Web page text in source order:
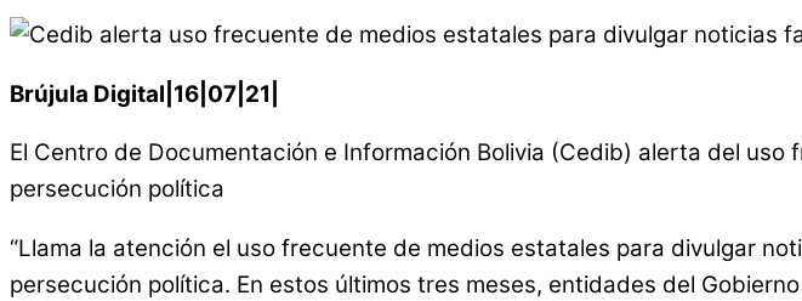
Brújula Digital|16|07|21|
El Centro de Documentación e Información Bolivia (Cedib) alerta del
persecución política
“Llama la atención el uso frecuente de medios estatales para divulgar
persecución política. En estos últimos tres meses, entidades del